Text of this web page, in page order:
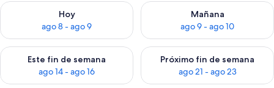
Hoy
ago 8 - ago 9
Consulta la disponibilidad para hoy ago 8 - ago 9
Mañana
ago 9 - ago 10
Consulta la disponibilidad
Este fin de semana
ago 14 - ago 16
Consulta la disponibilidad para este fin de semana ago 14 -
Próximo fin de semana
ago 21 - ago 23
Consulta la disponibilidad